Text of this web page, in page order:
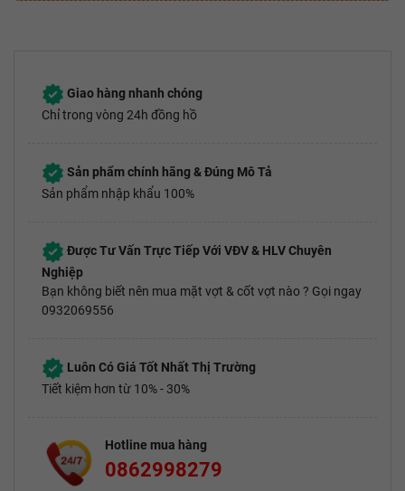
Giao hàng nhanh chóng
Chỉ trong vòng 24h đồng hồ
Sản phẩm chính hãng & Đúng Mô Tả
Sản phẩm nhập khẩu 100%
Được Tư Vấn Trực Tiếp Với VĐV & HLV Chuyên
Nghiệp
Bạn không biết nên mua mặt vợt & cốt vợt nào ? Gọi ngay
0932069556
Luôn Có Giá Tốt Nhất Thị Trường
Tiết kiệm hơn từ 10% - 30%
Hotline mua hàng
0862998279